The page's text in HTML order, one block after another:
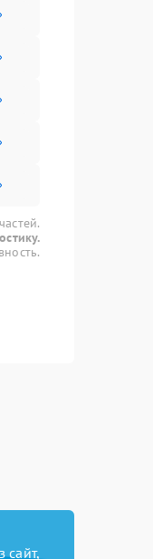
сайт,